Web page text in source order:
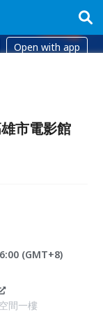
Open with app
市電影館
(GMT+8)
間一樓